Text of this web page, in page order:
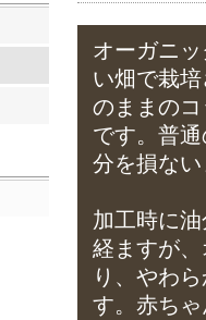
オーガニ
い畑で栽
のままの
です。普
分を損な
加工時に
経ますが
り、やわ
す。赤ち